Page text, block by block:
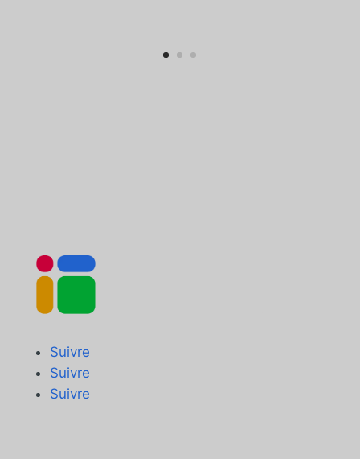
Suivre
Suivre
Suivre